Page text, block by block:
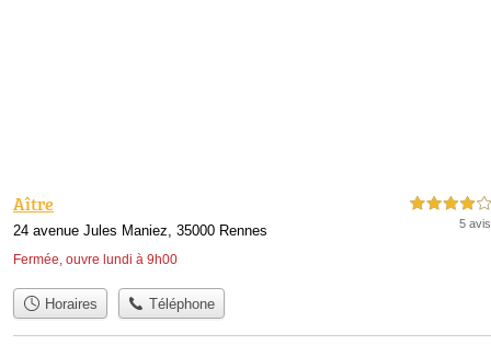
Aître
24 avenue Jules Maniez, 35000 Rennes
Fermée, ouvre lundi à 9h00
4,0 étoiles sur 5
5 avis
Horaires Téléphone